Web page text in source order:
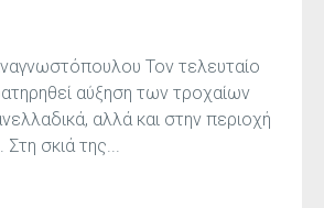
Τον τελευταίο
αύξηση των τροχαίων
αλλά και στην περιοχή
σκιά της...